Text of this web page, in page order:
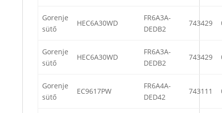
Gorenje
sütő
HEC6A30WD
FR6A3A-
DEDB2
743429
Gorenje
sütő
HEC6A30WD
FR6A3A-
DEDB2
743429
Gorenje
sütő
EC9617PW
FR6A4A-
DED42
743111